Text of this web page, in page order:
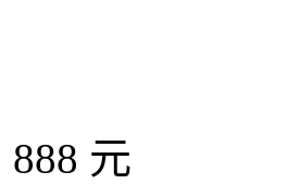
888 元